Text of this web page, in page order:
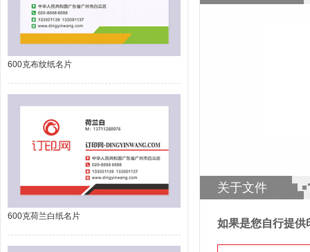
600克布纹纸名片
600克荷兰白纸名片
关于文件
如果是您自行提供